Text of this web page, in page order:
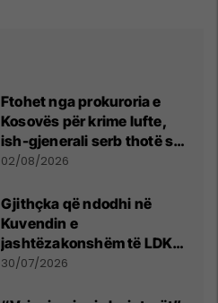
Ftohet nga prokuroria e
Kosovës për krime lufte,
ish-gjenerali serb thotë se
dikush e tradhtoi në
02/08/2026
Gjithçka që ndodhi në
Kuvendin e
jashtëzakonshëm të LDK-
së
30/07/2026